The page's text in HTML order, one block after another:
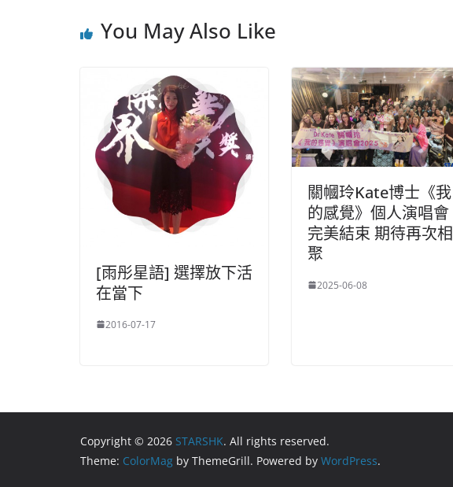
You May Also Like
[雨彤星語] 選擇放下活
在當下
2016-07-17
關幗玲Kate博士《我
的感覺》個人演唱會
完美結束 期待再次相
聚
2025-06-08
Copyright © 2026 STARSHK. All rights reserved.
Theme: ColorMag by ThemeGrill. Powered by WordPress.